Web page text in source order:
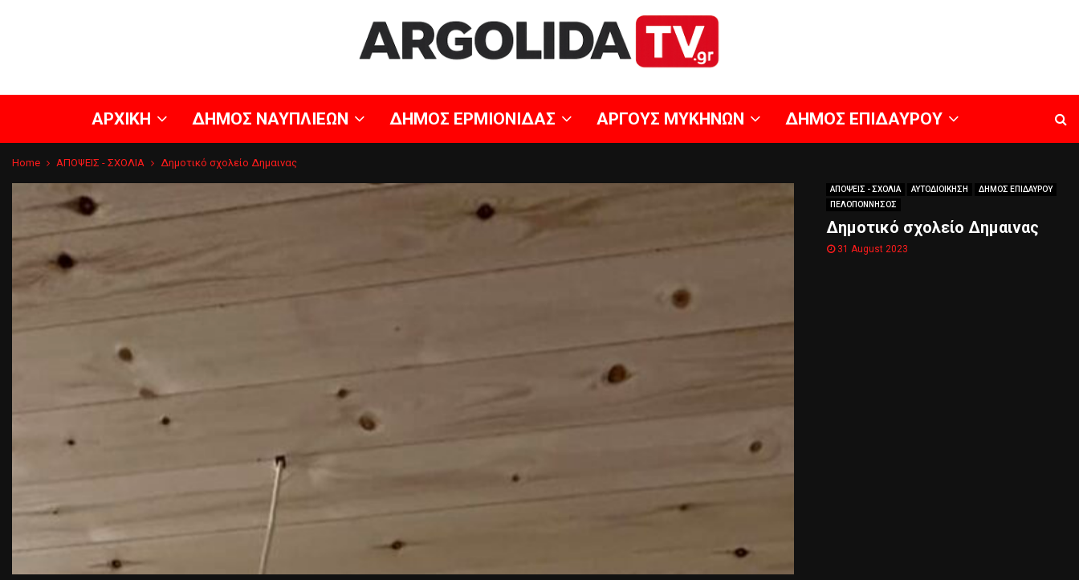
ΑΡΧΙΚΗ ΔΗΜΟΣ ΝΑΥΠΛΙΕΩΝ ΔΗΜΟΣ ΕΡΜΙΟΝΙΔΑΣ ΑΡΓΟΥΣ ΜΥΚΗΝΩΝ ΔΗΜΟΣ ΕΠΙΔΑΥΡΟΥ
Home ΑΠΟΨΕΙΣ - ΣΧΟΛΙΑ Δημοτικό σχολείο Δημαινας
ΑΠΟΨΕΙΣ - ΣΧΟΛΙΑ ΑΥΤΟΔΙΟΙΚΗΣΗ
ΔΗΜΟΣ ΕΠΙΔΑΥΡΟΥ
ΠΕΛΟΠΟΝΝΗΣΟΣ
Δημοτικό σχολείο Δημαινας
31 August 2023